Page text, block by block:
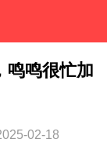
鸣鸣很忙加
02-18